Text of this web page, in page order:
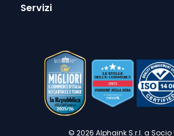
Servizi
© 2026 Alphaink S.r.l. a Socio